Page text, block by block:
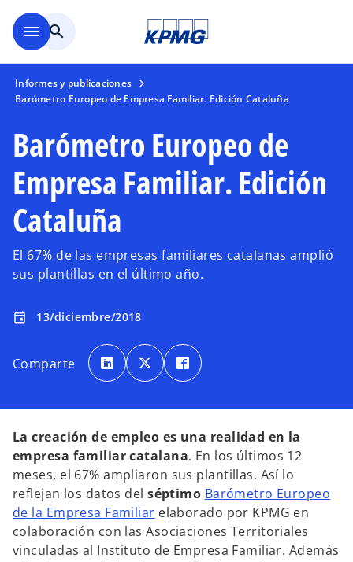
menu search
Informes y publicaciones
Barómetro Europeo de Empresa Familiar. Edición Cataluña
Barómetro Europeo de
Empresa Familiar. Edición
Cataluña
El 67% de las empresas familiares catalanas amplió
sus plantillas en el último año.
event 13/diciembre/2018
Comparte e
a
b
n
a
p
e
s
t
a
ñ
a
n
u
e
v
a
e
a
b
n
a
p
e
s
t
a
ñ
a
n
u
e
v
a
e
a
n
a
p
e
s
t
a
ñ
a
n
u
e
v
a
La creación de empleo es una realidad en la
empresa familiar catalana. En los últimos 12
meses, el 67% ampliaron sus plantillas. Así lo
reflejan los datos delséptimo Barómetro Europeo
de la Empresa Familiar elaborado por KPMG en
colaboración con las Asociaciones Territoriales
vinculadas al Instituto de Empresa Familiar. Además